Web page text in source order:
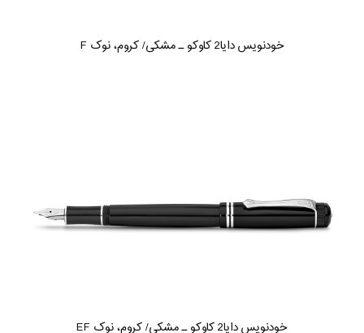
خودنویس دایا2 کاوکو ـ مشکی/ کروم، نوک F
خودنویس دایا2 کاوکو ـ مشکی/ کروم، نوک EF